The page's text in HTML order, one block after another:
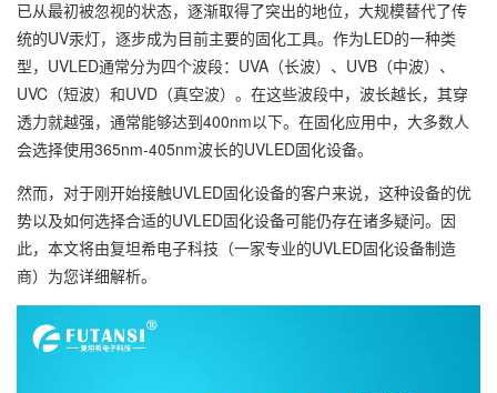
已从最初被忽视的状态，逐渐取得了突出的地位，大规模替代了传
统的UV汞灯，逐步成为目前主要的固化工具。作为LED的一种类
型，UVLED通常分为四个波段：UVA（长波）、UVB（中波）、
UVC（短波）和UVD（真空波）。在这些波段中，波长越长，其穿
透力就越强，通常能够达到400nm以下。在固化应用中，大多数人
会选择使用365nm-405nm波长的UVLED固化设备。
然而，对于刚开始接触UVLED固化设备的客户来说，这种设备的优
势以及如何选择合适的UVLED固化设备可能仍存在诸多疑问。因
此，本文将由复坦希电子科技（一家专业的UVLED固化设备制造
商）为您详细解析。